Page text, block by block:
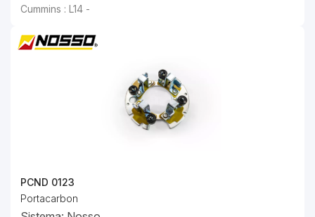
Cummins : L14 -
PCND 0123
Portacarbon